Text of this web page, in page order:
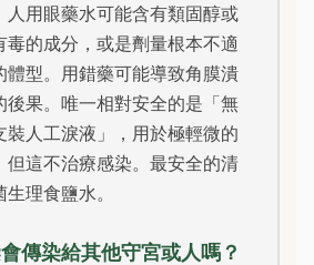
人用眼藥水可能含有類固醇或
毒的成分，或是劑量根本不適
體型。用錯藥可能導致角膜潰
後果。唯一相對安全的是「無
裝人工淚液」，用於極輕微的
但這不治療感染。最安全的清
理食鹽水。
傳染給其他守宮或人嗎？